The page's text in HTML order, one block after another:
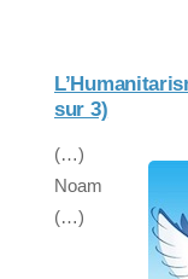
sur 3)
(…)
Noam
(…)